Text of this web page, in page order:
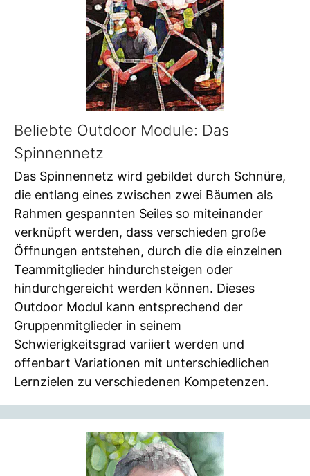
Beliebte Outdoor Module: Das
Spinnennetz
Das Spinnennetz wird gebildet durch Schnüre,
die entlang eines zwischen zwei Bäumen als
Rahmen gespannten Seiles so miteinander
verknüpft werden, dass verschieden große
Öffnungen entstehen, durch die die einzelnen
Teammitglieder hindurchsteigen oder
hindurchgereicht werden können. Dieses
Outdoor Modul kann entsprechend der
Gruppenmitglieder in seinem
Schwierigkeitsgrad variiert werden und
offenbart Variationen mit unterschiedlichen
Lernzielen zu verschiedenen Kompetenzen.